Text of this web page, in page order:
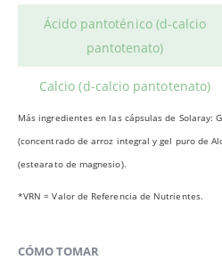
Ácido pantoténico (d-calcio
pantotenato)
Calcio (d-calcio pantotenato)
Más ingredientes en las cápsulas de Solaray:
(concentrado de arroz integral y gel puro de
(estearato de magnesio).
*VRN = Valor de Referencia de Nutrientes.
CÓMO TOMAR